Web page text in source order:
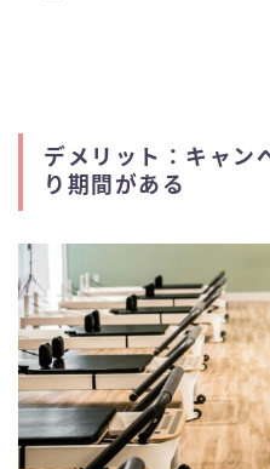
デメリット：キャン
り期間がある